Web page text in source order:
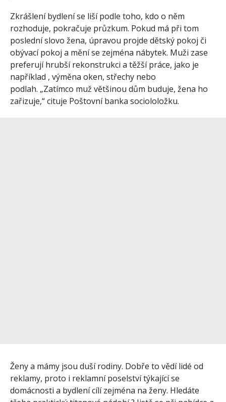
Zkrášlení bydlení se liší podle toho, kdo o něm
rozhoduje, pokračuje průzkum. Pokud má při tom
poslední slovo žena, úpravou projde dětský pokoj či
obývací pokoj a mění se zejména nábytek. Muži zase
preferují hrubší rekonstrukci a těžší práce, jako je
například , výměna oken, střechy nebo
podlah. „Zatímco muž většinou dům buduje, žena ho
zařizuje,“ cituje Poštovní banka sociololožku.
Ženy a mámy jsou duší rodiny. Dobře to vědí lidé od
reklamy, proto i reklamní poselství týkající se
domácnosti a bydlení cílí zejména na ženy. Hledáte